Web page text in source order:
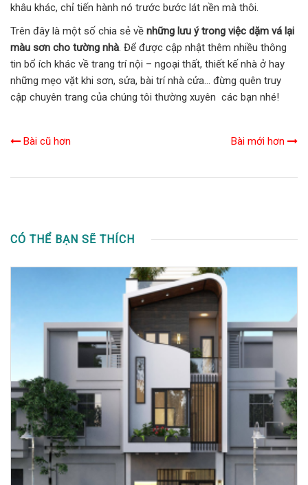
khâu khác, chỉ tiến hành nó trước bước lát nền mà thôi.
Trên đây là một số chia sẻ về những lưu ý trong việc dặm vá lại
màu sơn cho tường nhà. Để được cập nhật thêm nhiều thông
tin bổ ích khác về trang trí nội – ngoại thất, thiết kế nhà ở hay
những mẹo vặt khi sơn, sửa, bài trí nhà cửa… đừng quên truy
cập chuyên trang của chúng tôi thường xuyên các bạn nhé!
Bài cũ hơn Bài mới hơn
CÓ THỂ BẠN SẼ THÍCH